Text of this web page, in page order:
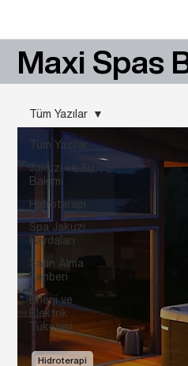
Maxi Spas
Tüm Yazılar
Jakuzi ve Su
Bakımı
Hidroterapi
Spa Jakuzi
Faydaları
Satın Alma
Rehberi
Enerji ve
Elektrik
Tüketimi
Tüm Yazılar
Hidroterapi